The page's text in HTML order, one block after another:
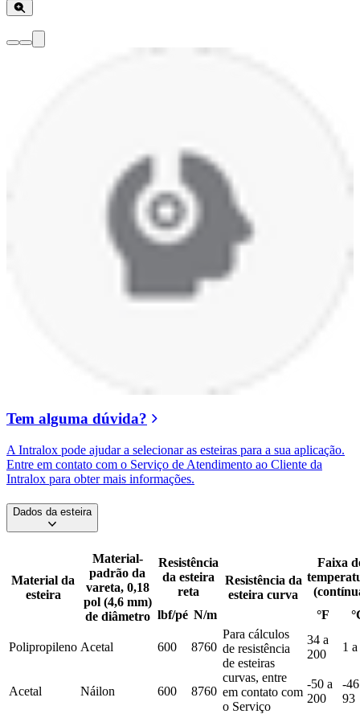
Tem alguma dúvida?
A Intralox pode ajudar a selecionar as esteiras para a sua aplicação.
Entre em contato com o Serviço de Atendimento ao Cliente da
Intralox para obter mais informações.
Dados da esteira
Material da
esteira
Material-
padrão da
vareta, 0,18
pol (4,6 mm)
de diâmetro
Resistência
da esteira
reta
Resistência da
esteira curva
Faixa
lbf/pé N/m °F
Polipropileno Acetal 600 8760
Para cálculos
de resistência
de esteiras
curvas, entre
em contato com
o Serviço
34 a
200
1
Acetal Náilon 600 8760
-50 a
200
-
93